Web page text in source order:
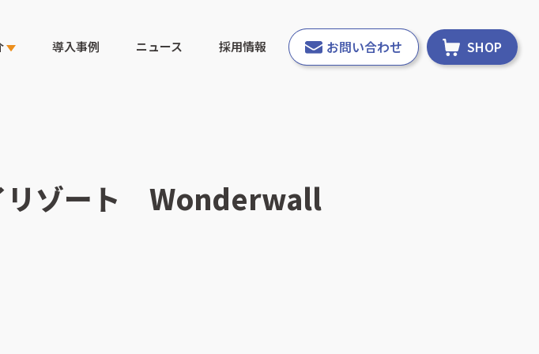
導入事例 ニュース 採用情報 お問い合わせ SHOP
リゾート Wonderwall